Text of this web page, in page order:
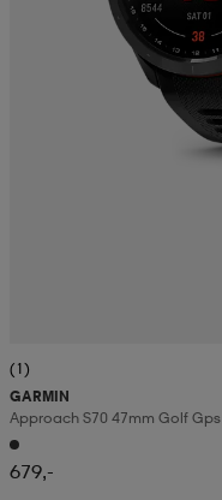
(1)
GARMIN
Approach S70 47mm Golf Gps
679,-